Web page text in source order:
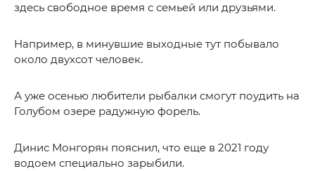
здесь свободное время с семьей или друзьями.
Например, в минувшие выходные тут побывало
около двухсот человек.
А уже осенью любители рыбалки смогут поудить на
Голубом озере радужную форель.
Динис Монгорян пояснил, что еще в 2021 году
водоем специально зарыбили.